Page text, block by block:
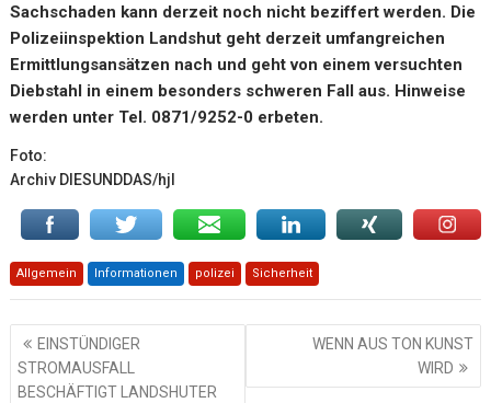
Sachschaden kann derzeit noch nicht beziffert werden. Die
Polizeiinspektion Landshut geht derzeit umfangreichen
Ermittlungsansätzen nach und geht von einem versuchten
Diebstahl in einem besonders schweren Fall aus. Hinweise
werden unter Tel. 0871/9252-0 erbeten.
Foto:
Archiv DIESUNDDAS/hjl
Allgemein Informationen polizei Sicherheit
Beitragsnavigation
EINSTÜNDIGER
STROMAUSFALL
BESCHÄFTIGT LANDSHUTER
WENN AUS TON KUNST
WIRD